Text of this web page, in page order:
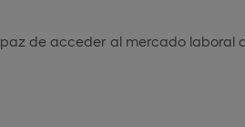
de acceder al mercado laboral